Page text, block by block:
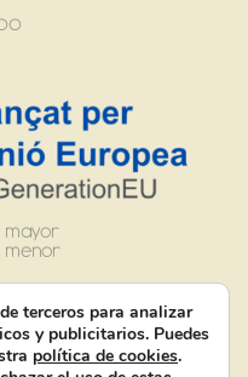
mayor
menor
terceros para analizar
y publicitarios. Puedes
política de cookies.